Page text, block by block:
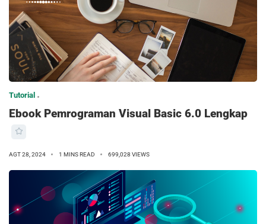
Tutorial
Ebook Pemrograman Visual Basic 6.0 Lengkap
AGT 28, 2024 1 MINS READ 699,028 VIEWS